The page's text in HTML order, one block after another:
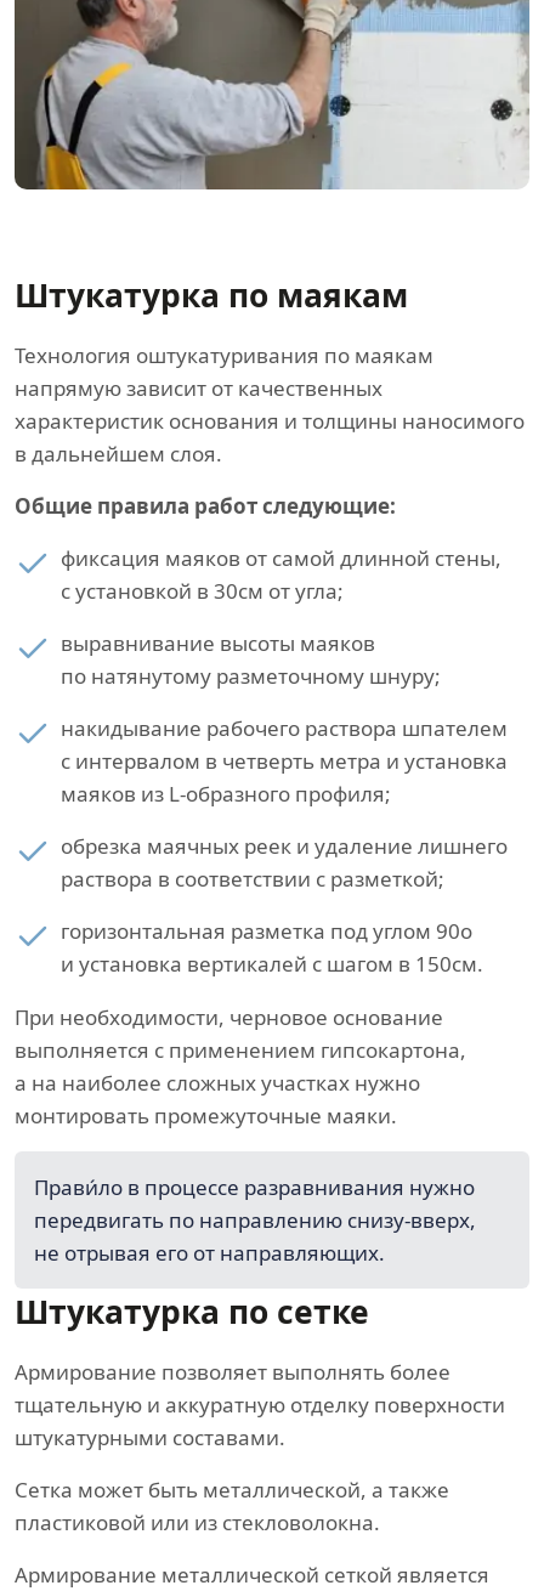
Штукатурка по маякам
Технология оштукатуривания по маякам
напрямую зависит от качественных
характеристик основания и толщины наносимого
в дальнейшем слоя.
Общие правила работ следующие:
фиксация маяков от самой длинной стены,
с установкой в 30см от угла;
выравнивание высоты маяков
по натянутому разметочному шнуру;
накидывание рабочего раствора шпателем
с интервалом в четверть метра и установка
маяков из L-образного профиля;
обрезка маячных реек и удаление лишнего
раствора в соответствии с разметкой;
горизонтальная разметка под углом 90о
и установка вертикалей с шагом в 150см.
При необходимости, черновое основание
выполняется с применением гипсокартона,
а на наиболее сложных участках нужно
монтировать промежуточные маяки.
Прави́ло в процессе разравнивания нужно
передвигать по направлению снизу-вверх,
не отрывая его от направляющих.
Штукатурка по сетке
Армирование позволяет выполнять более
тщательную и аккуратную отделку поверхности
штукатурными составами.
Сетка может быть металлической, а также
пластиковой или из стекловолокна.
Армирование металлической сеткой является